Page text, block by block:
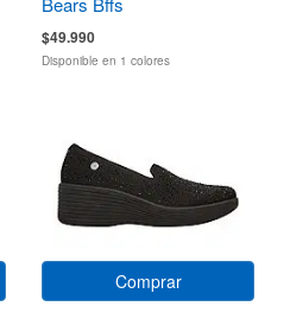
$49.990
Disponible en 1 colores
Comprar